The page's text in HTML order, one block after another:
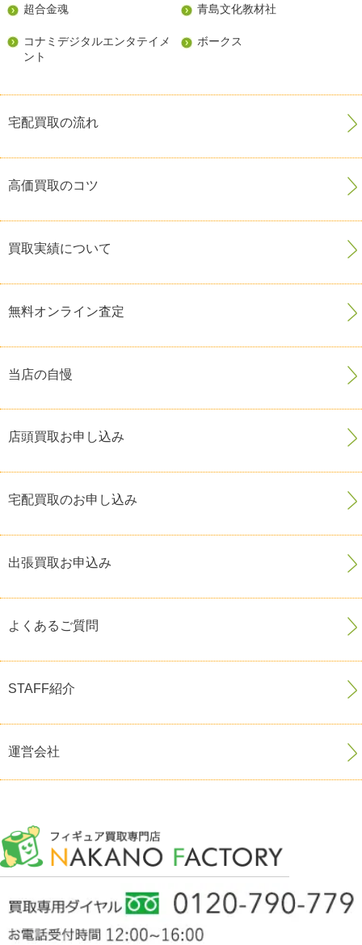
超合金魂 青島文化教材社
コナミデジタルエンタテイメ
ント
ボークス
宅配買取の流れ
高価買取のコツ
買取実績について
無料オンライン査定
当店の自慢
店頭買取お申し込み
宅配買取のお申し込み
出張買取お申込み
よくあるご質問
STAFF紹介
運営会社